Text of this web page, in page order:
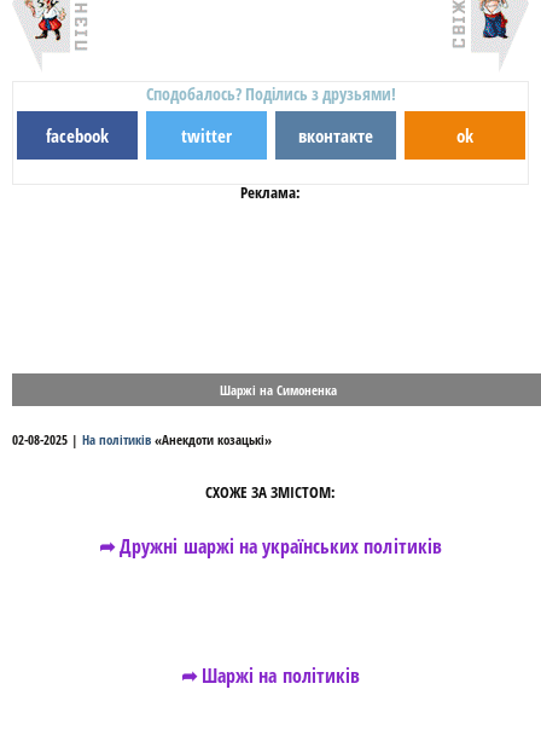
Сподобалось? Поділись з друзьями!
facebook twitter вконтакте ok
Реклама:
Шаржі на Симоненка
02-08-2025 | На політиків «Анекдоти козацькі»
СХОЖЕ ЗА ЗМІСТОМ:
➦ Дружні шаржі на українських політиків
➦ Шаржі на політиків